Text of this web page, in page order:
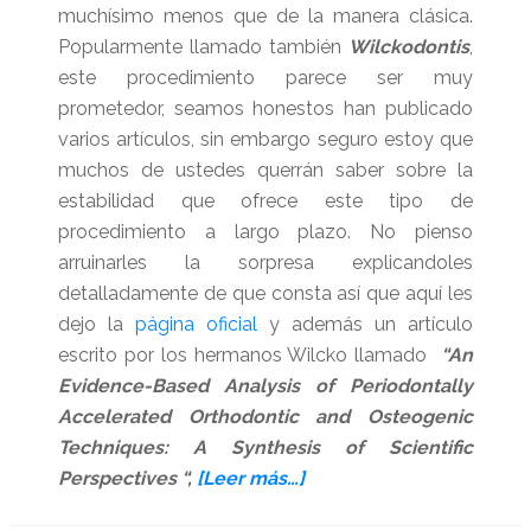
muchísimo menos que de la manera clásica.
Popularmente llamado también Wilckodontis,
este procedimiento parece ser muy
prometedor, seamos honestos han publicado
varios artículos, sin embargo seguro estoy que
muchos de ustedes querrán saber sobre la
estabilidad que ofrece este tipo de
procedimiento a largo plazo. No pienso
arruinarles la sorpresa explicandoles
detalladamente de que consta así que aquí les
dejo la página oficialy además un artículo
escrito por los hermanos Wilcko llamado
“An
Evidence-Based Analysis of Periodontally
Accelerated Orthodontic and Osteogenic
Techniques: A Synthesis of Scientific
Perspectives “, [Leer más…]acerca